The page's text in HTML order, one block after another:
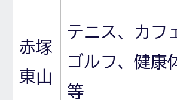
赤塚
東山
テニス、カフ
ゴルフ、健康
等